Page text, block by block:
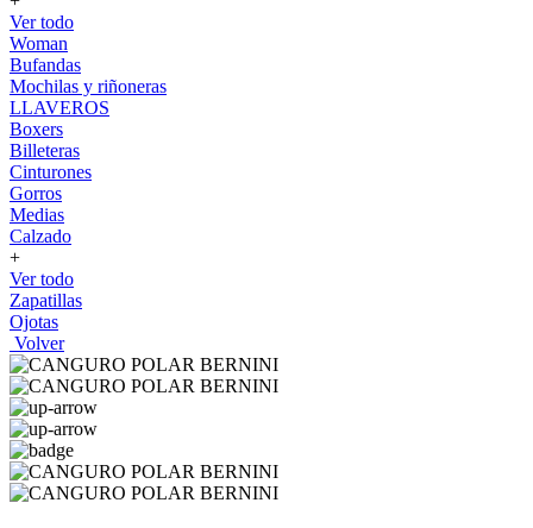
Ver todo
Woman
Bufandas
Mochilas y riñoneras
LLAVEROS
Boxers
Billeteras
Cinturones
Gorros
Medias
Calzado
+
Ver todo
Zapatillas
Ojotas
Volver